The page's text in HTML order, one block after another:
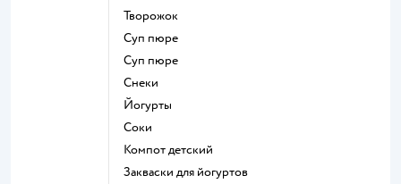
творожок
суп пюре
суп пюре
Снеки
йогурты
Соки
компот детский
Закваски для йогуртов